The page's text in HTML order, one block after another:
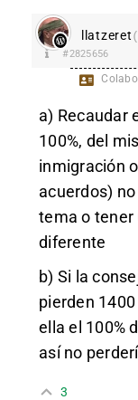
llatzeret
#2825656
a) Recaudar
100%, del
inmigración
acuerdos)
tema o tener
diferente
b) Si la
pierden
ella el 100%
así no
3